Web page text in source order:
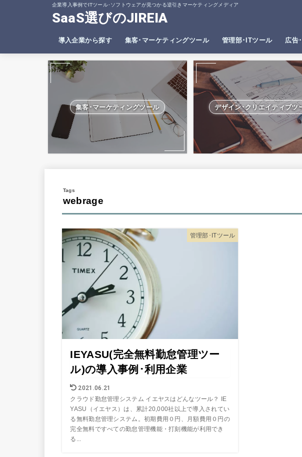
企業導入事例でITツール･ソフトウェアが見つかる逆引きマーケティングメディア
SaaS選びのJIREIA
導入企業から探す 集客･マーケティングツール
SEO分析ツール
ヒートマップツール
管理部･ITツール 広告
集客･マーケティングツール デザイン･クリエイティブツ
webrage
管理部･ITツール
IEYASU(完全無料勤怠管理ツー
ル)の導入事例･利用企業
2021.06.21
クラウド勤怠管理システム イエヤスはどんなツール？ IE
YASU（イエヤス）は、累計20,000社以上で導入されてい
る無料勤怠管理システム。初期費用０円、月額費用０円の
完全無料ですべての勤怠管理機能・打刻機能が利用でき
る...